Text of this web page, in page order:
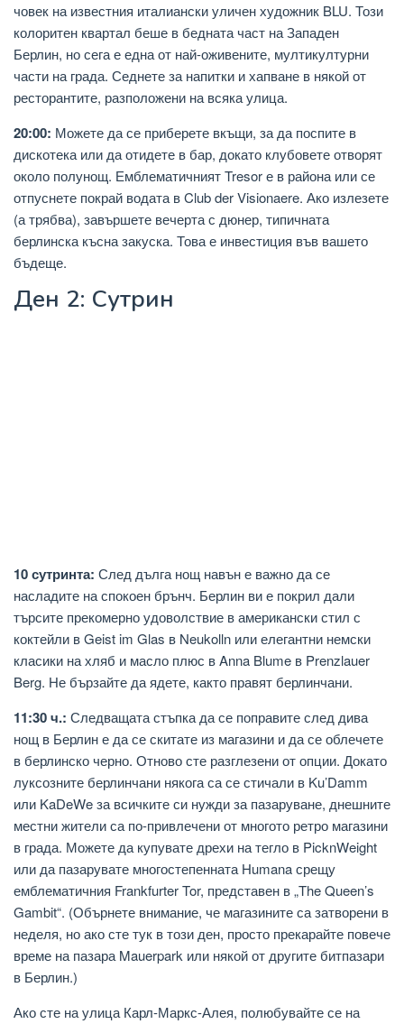
човек на известния италиански уличен художник BLU. Този
колоритен квартал беше в бедната част на Западен
Берлин, но сега е една от най-оживените, мултикултурни
части на града. Седнете за напитки и хапване в някой от
ресторантите, разположени на всяка улица.
20:00: Можете да се приберете вкъщи, за да поспите в
дискотека или да отидете в бар, докато клубовете отворят
около полунощ. Емблематичният Tresor е в района или се
отпуснете покрай водата в Club der Visionaere. Ако излезете
(а трябва), завършете вечерта с дюнер, типичната
берлинска късна закуска. Това е инвестиция във вашето
бъдеще.
Ден 2: Сутрин
10 сутринта: След дълга нощ навън е важно да се
насладите на спокоен брънч. Берлин ви е покрил дали
търсите прекомерно удоволствие в американски стил с
коктейли в Geist im Glas в Neukolln или елегантни немски
класики на хляб и масло плюс в Anna Blume в Prenzlauer
Berg. Не бързайте да ядете, както правят берлинчани.
11:30 ч.: Следващата стъпка да се поправите след дива
нощ в Берлин е да се скитате из магазини и да се облечете
в берлинско черно. Отново сте разглезени от опции. Докато
луксозните берлинчани някога са се стичали в Ku’Damm
или KaDeWe за всичките си нужди за пазаруване, днешните
местни жители са по-привлечени от многото ретро магазини
в града. Можете да купувате дрехи на тегло в PicknWeight
или да пазарувате многостепенната Humana срещу
емблематичния Frankfurter Tor, представен в „The Queen’s
Gambit“. (Обърнете внимание, че магазините са затворени в
неделя, но ако сте тук в този ден, просто прекарайте повече
време на пазара Mauerpark или някой от другите битпазари
в Берлин.)
Ако сте на улица Карл-Маркс-Алея, полюбувайте се на